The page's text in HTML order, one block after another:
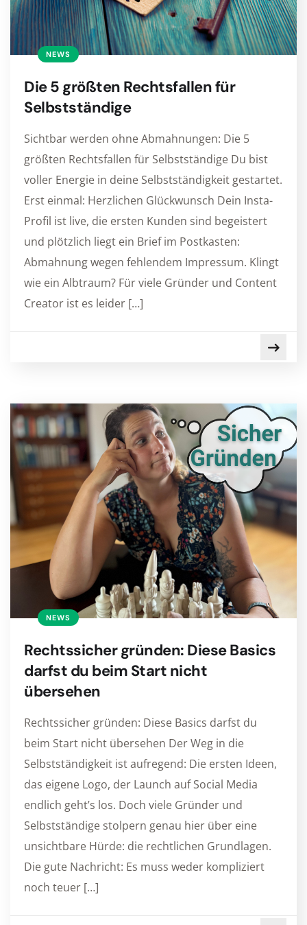
NEWS
Die 5 größten Rechtsfallen für
Selbstständige
Sichtbar werden ohne Abmahnungen: Die 5
größten Rechtsfallen für Selbstständige Du bist
voller Energie in deine Selbstständigkeit gestartet.
Erst einmal: Herzlichen Glückwunsch Dein Insta-
Profil ist live, die ersten Kunden sind begeistert
und plötzlich liegt ein Brief im Postkasten:
Abmahnung wegen fehlendem Impressum. Klingt
wie ein Albtraum? Für viele Gründer und Content
Creator ist es leider […]
NEWS
Rechtssicher gründen: Diese Basics
darfst du beim Start nicht
übersehen
Rechtssicher gründen: Diese Basics darfst du
beim Start nicht übersehen Der Weg in die
Selbstständigkeit ist aufregend: Die ersten Ideen,
das eigene Logo, der Launch auf Social Media
endlich geht’s los. Doch viele Gründer und
Selbstständige stolpern genau hier über eine
unsichtbare Hürde: die rechtlichen Grundlagen.
Die gute Nachricht: Es muss weder kompliziert
noch teuer […]